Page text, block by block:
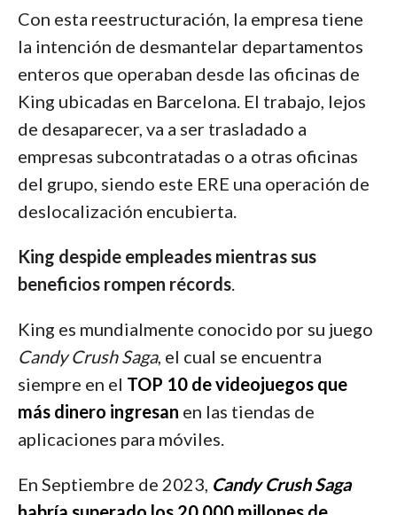
Con esta reestructuración, la empresa tiene
la intención de desmantelar departamentos
enteros que operaban desde las oficinas de
King ubicadas en Barcelona. El trabajo, lejos
de desaparecer, va a ser trasladado a
empresas subcontratadas o a otras oficinas
del grupo, siendo este ERE una operación de
deslocalización encubierta.
King despide empleades mientras sus
beneficios rompen récords.
King es mundialmente conocido por su juego
Candy Crush Saga, el cual se encuentra
siempre en el TOP 10 de videojuegos que
más dinero ingresan en las tiendas de
aplicaciones para móviles.
En Septiembre de 2023, Candy Crush Saga